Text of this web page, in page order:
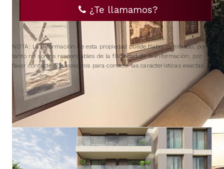
¿Te llamamos?
NOTA: La información de esta propiedad puede haber cambiado, por
tanto no somos responsables de la fiabilidad de la información, por
favor contacte con nosotros para conocer las características exactas.
IMMUEBLES SIMILARES